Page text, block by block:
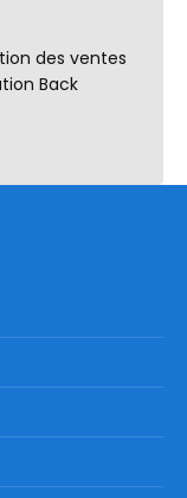
des ventes
Back